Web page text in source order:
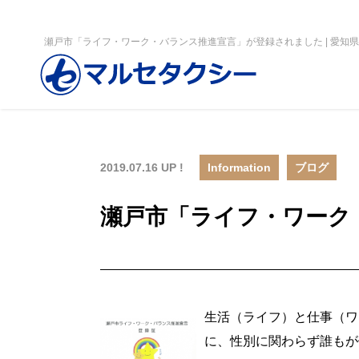
瀬戸市「ライフ・ワーク・バランス推進宣言」が登録されました | 愛知
2019.07.16 UP ! Information ブログ
瀬戸市「ライフ・ワー
生活（ライフ）と仕事（
に、性別に関わらず誰も